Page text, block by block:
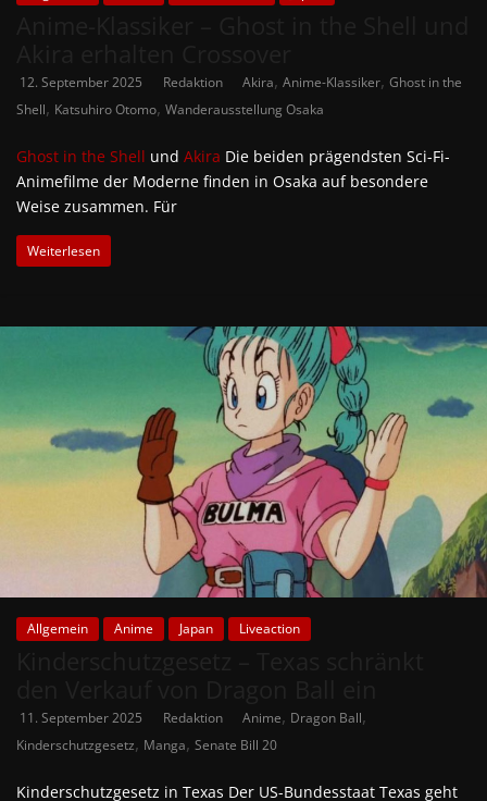
12. September 2025 Redaktion Akira, Anime-Klassiker, Ghost in the
Shell, Katsuhiro Otomo, Wanderausstellung Osaka
Ghost in the Shell und Akira Die beiden prägendsten Sci-Fi-
Animefilme der Moderne finden in Osaka auf besondere
Weise zusammen. Für
Weiterlesen
Allgemein Anime Japan Liveaction
11. September 2025 Redaktion Anime, Dragon Ball,
Kinderschutzgesetz, Manga, Senate Bill 20
Kinderschutzgesetz in Texas Der US-Bundesstaat Texas geht